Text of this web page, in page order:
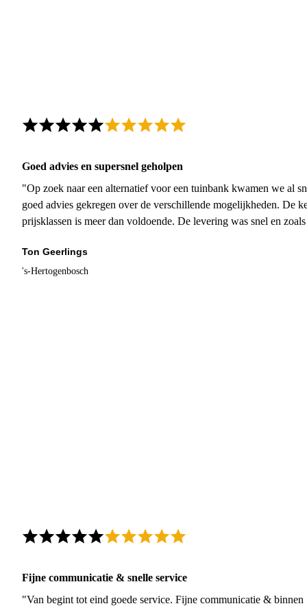
Goed advies en supersnel geholpen
"Op zoek naar een alternatief voor een tuinbank kwamen we al
goed advies gekregen over de verschillende mogelijkheden. De
prijsklassen is meer dan voldoende. De levering was snel en
Ton Geerlings
's-Hertogenbosch
Fijne communicatie & snelle service
"Van begint tot eind goede service. Fijne communicatie &